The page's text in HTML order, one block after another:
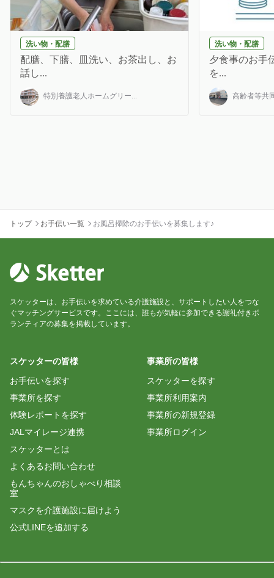
洗い物・配膳
配膳、下膳、皿洗い、お茶出し、お
話し...
特別養護老人ホームグリー...
洗い物・配膳
夕食事のお手
を...
高齢者等共
トップ お手伝い一覧 お風呂掃除のお手伝いを募集します♪
スケッターは、お手伝いを求めている介護施設と、サポートしたい人をつな
ぐマッチングサービスです。ここには、誰もが気軽に参加できる謝礼付きボ
ランティアの募集を掲載しています。
スケッターの皆様
お手伝いを探す
事業所を探す
体験レポートを探す
JALマイレージ連携
スケッターとは
よくあるお問い合わせ
もんちゃんのおしゃべり相談
室
マスクを介護施設に届けよう
公式LINEを追加する
事業所の皆様
スケッターを探す
事業所利用案内
事業所の新規登録
事業所ログイン